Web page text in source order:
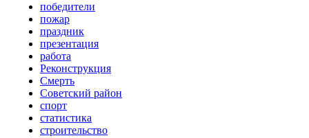
победители
пожар
праздник
презентация
работа
Реконструкция
Смерть
Советский район
спорт
статистика
строительство